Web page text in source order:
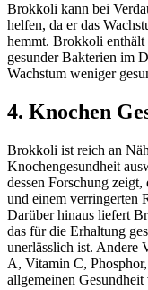
Brokkoli kann bei
helfen, da er das
hemmt. Brokkoli enthält
gesunder Bakterien im
Wachstum weniger
4. Knochen
Brokkoli ist reich an
Knochengesundheit
dessen Forschung
und einem verringerten
Darüber hinaus liefert
das für die Erhaltung
unerlässlich ist. Andere
A, Vitamin C,
allgemeinen